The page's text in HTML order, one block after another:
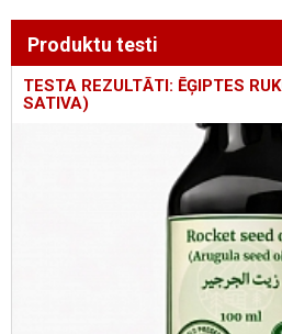
Produktu testi
TESTA REZULTĀTI: ĒĢIPTES
SATIVA)